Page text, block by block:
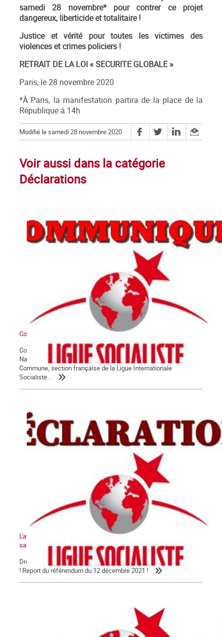
samedi 28 novembre* pour contrer ce projet
dangereux, liberticide et totalitaire !
Justice et vérité pour toutes les victimes des
violences et crimes policiers !
RETRAIT DE LA LOI « SECURITE GLOBALE »
Paris, le 28 novembre 2020
*À Paris, la manifestation partira de la place de la
République à 14h
Modifié le samedi 28 novembre 2020
Voir aussi dans la catégorie
Déclarations
Communiqué du groupe La Commune
Conformément à ses statuts, et sur proposition de son Comité
National, l’assemblée générale des militant.e.s du groupe La
Commune, section française de la Ligue Internationale
Socialiste...
L'avenir de la Kanaky-Nouvelle-Calédonie ne peut pas se faire
sans le peuple kanak !
Droit au peuple kanak à disposer de lui-même et à l'indépendance
! Report du référendum du 12 décembre 2021 !